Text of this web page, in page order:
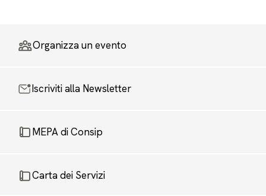
Organizza un evento
Iscriviti alla Newsletter
MEPA di Consip
Carta dei Servizi